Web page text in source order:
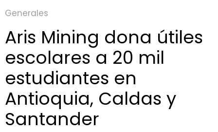
Generales
Aris Mining dona útiles
escolares a 20 mil
estudiantes en
Antioquia, Caldas y
Santander